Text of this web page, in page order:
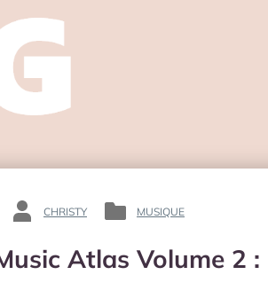
BY
CHRISTY
POSTED
:
MUSIQUE
Atlas Volume 2